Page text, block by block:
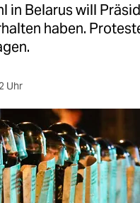
in Belarus will
haben.
Uhr